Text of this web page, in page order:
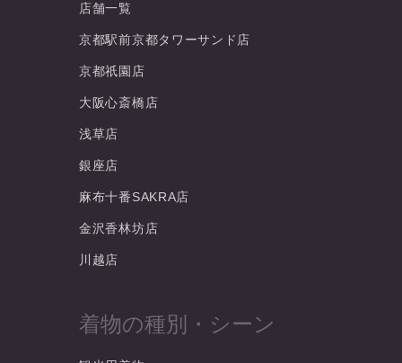
店舗一覧
京都駅前京都タワーサンド店
京都祇園店
大阪心斎橋店
浅草店
銀座店
麻布十番SAKRA店
金沢香林坊店
川越店
着物の種別・シーン